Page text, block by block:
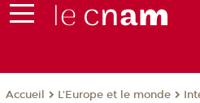
Accueil L'Europe et le monde